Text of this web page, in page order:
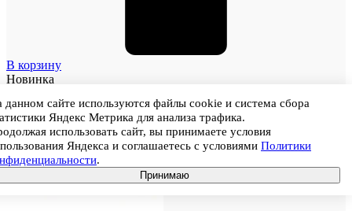
В корзину
Новинка
данном сайте используются файлы cookie и система сбора
Яндекс Метрика для анализа трафика.
использовать сайт, вы принимаете условия
Яндекса и соглашаетесь с условиями Политики
.
Принимаю